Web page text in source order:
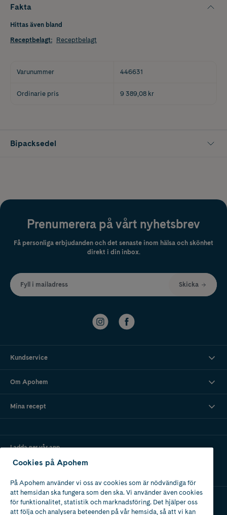
Fakta
Hittas även bland
Receptbelagt: Receptbelagt
Varunummer 446631
Ordinarie pris 9 389,08 kr
Bipacksedel
Prenumerera på vårt nyhetsbrev
Få personliga erbjudanden och det senaste inom hälsa och skönhet
direkt i din inbox.
Fyll i mailadress Skicka
Kundservice
Om Apohem
Mina recept
Ladda ner vår app
Apotek med tillstånd
Cookies på Apohem
På Apohem använder vi oss av cookies som är nödvändiga för
att hemsidan ska fungera som den ska. Vi använder även cookies
för funktionalitet, statistik och marknadsföring. Det hjälper oss
att följa och analysera beteenden på vår hemsida, så att vi kan